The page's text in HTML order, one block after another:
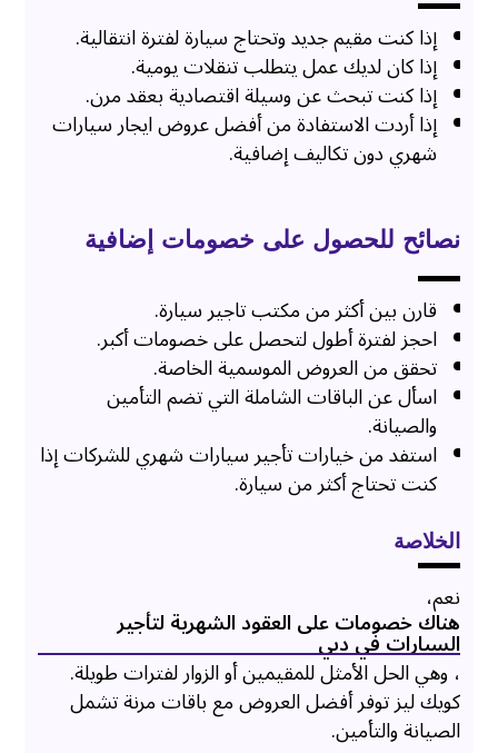
إذا كنت مقيم جديد وتحتاج سيارة لفترة انتقالية.
إذا كان لديك عمل يتطلب تنقلات يومية.
إذا كنت تبحث عن وسيلة اقتصادية بعقد مرن.
إذا أردت الاستفادة من أفضل عروض ايجار سيارات
شهري دون تكاليف إضافية.
نصائح للحصول على خصومات إضافية
قارن بين أكثر منمكتب تاجير سيارة.
احجز لفترة أطول لتحصل على خصومات أكبر.
تحقق من العروض الموسمية الخاصة.
اسأل عن الباقات الشاملة التي تضم التأمين
والصيانة.
استفد من خيارات تأجير سيارات شهري للشركات إذا
كنت تحتاج أكثر من سيارة.
الخلاصة
نعم،
هناك خصومات على العقود الشهرية لتأجير
السيارات في دبي
، وهي الحل الأمثل للمقيمين أو الزوار لفترات طويلة.
كويك ليز توفر أفضل العروض مع باقات مرنة تشمل
الصيانة والتأمين.